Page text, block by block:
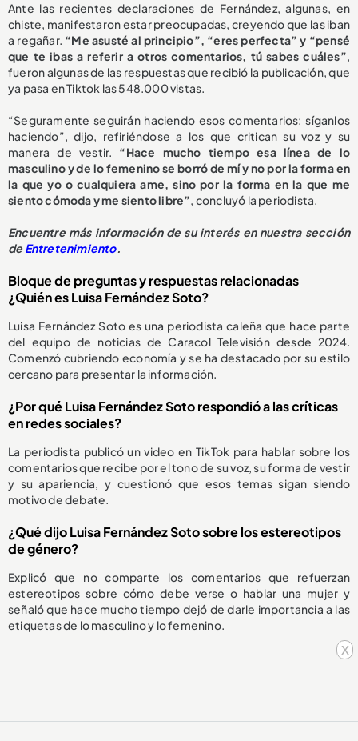
x
Ante las recientes declaraciones de Fernández, algunas, en
chiste, manifestaron estar preocupadas, creyendo que las iban
a regañar. “Me asusté al principio”, “eres perfecta” y “pensé
que te ibas a referir a otros comentarios, tú sabes cuáles”,
fueron algunas de las respuestas que recibió la publicación, que
ya pasa en Tiktok las 548.000 vistas.
“Seguramente seguirán haciendo esos comentarios: síganlos
haciendo”, dijo, refiriéndose a los que critican su voz y su
manera de vestir. “Hace mucho tiempo esa línea de lo
masculino y de lo femenino se borró de mí y no por la forma en
la que yo o cualquiera ame, sino por la forma en la que me
siento cómoda y me siento libre”, concluyó la periodista.
Encuentre más información de su interés en nuestra sección
deEntretenimiento.
Bloque de preguntas y respuestas relacionadas
¿Quién es Luisa Fernández Soto?
Luisa Fernández Soto es una periodista caleña que hace parte
del equipo de noticias de Caracol Televisión desde 2024.
Comenzó cubriendo economía y se ha destacado por su estilo
cercano para presentar la información.
¿Por qué Luisa Fernández Soto respondió a las críticas
en redes sociales?
La periodista publicó un video en TikTok para hablar sobre los
comentarios que recibe por el tono de su voz, su forma de vestir
y su apariencia, y cuestionó que esos temas sigan siendo
motivo de debate.
¿Qué dijo Luisa Fernández Soto sobre los estereotipos
de género?
Explicó que no comparte los comentarios que refuerzan
estereotipos sobre cómo debe verse o hablar una mujer y
señaló que hace mucho tiempo dejó de darle importancia a las
etiquetas de lo masculino y lo femenino.